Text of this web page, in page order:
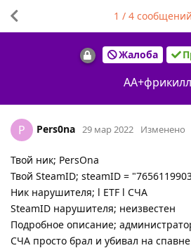
Жалоба
АА+фрикилл
1 / 4сообщений
P Pers0na 29 мар 2022 Изменено
Твой ник; PersOna
Твой SteamID; steamID =
Ник нарушителя; l ETF l CЧА
SteamID нарушителя; неизвестен
Подробное описание;
CЧА просто брал и убивал на